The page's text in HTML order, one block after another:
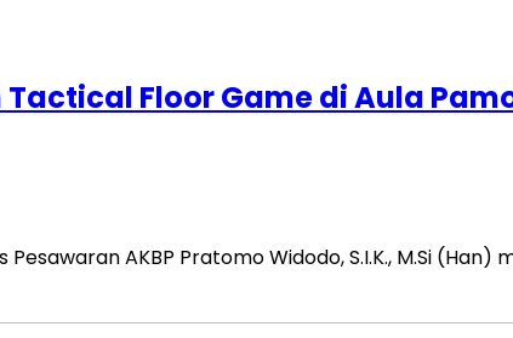
Floor Game di Aula
AKBP Pratomo Widodo, S.I.K., M.Si